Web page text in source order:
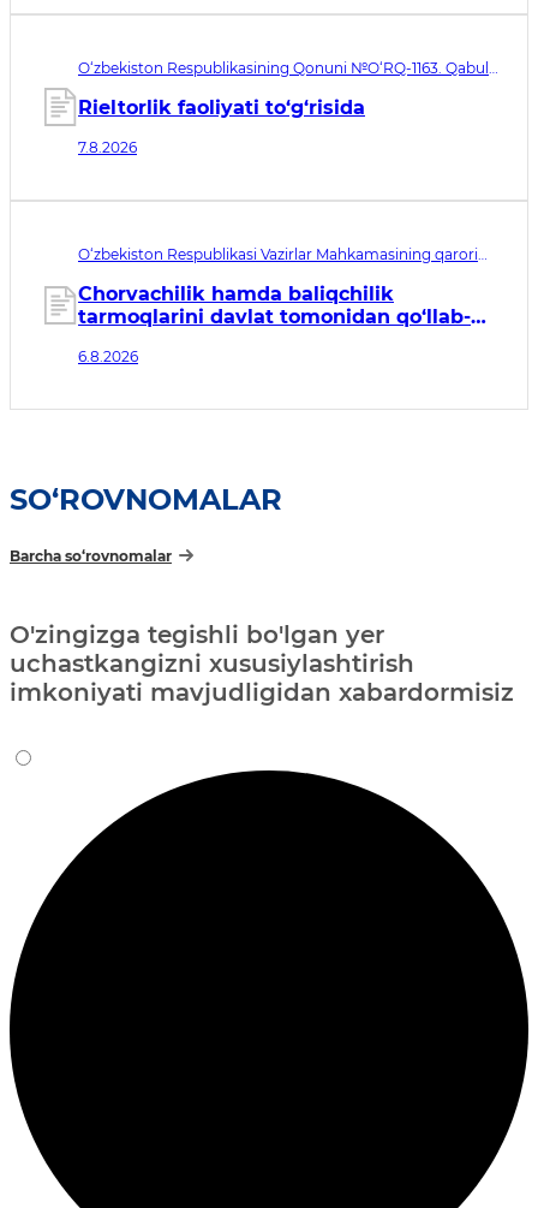
O‘zbekiston Respublikasining Qonuni №O‘RQ-1163. Qabul
Rieltorlik faoliyati to‘g‘risida
7.8.2026
O‘zbekiston Respublikasi Vazirlar Mahkamasining qarori
sanasi 07.08.2026
Chorvachilik hamda baliqchilik
tarmoqlarini davlat tomonidan qo‘llab-
tadbirlari to‘g‘risida
6.8.2026
SO‘ROVNOMALAR
Barcha so‘rovnomalar
O'zingizga tegishli bo'lgan yer
uchastkangizni xususiylashtirish
imkoniyati mavjudligidan xabardormisiz